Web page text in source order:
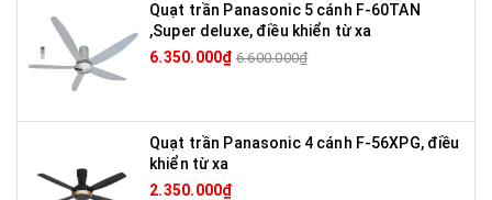
Quạt trần Panasonic 5 cánh F-60TAN
,Super deluxe, điều khiển từ xa
6.350.000₫ 6.600.000₫
Quạt trần Panasonic 4 cánh F-56XPG, điều
khiển từ xa
2.350.000₫